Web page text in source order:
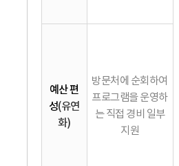
예산 편
성(유연
화)
방문처에 순회하여
프로그램을 운영하
는 직접 경비 일부
지원